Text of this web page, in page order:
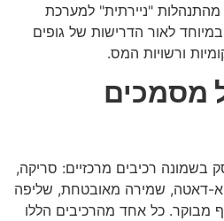
"ניירתית" למערכת
לאור הדרישות של גופים
ורשויות המס.
מסמכים
בשמונה רכיבים מרכזיים: סריקה,
דאטה, שמירה מאובטחת, שליפה
מבוקר. כל אחד מהרכיבים הללו